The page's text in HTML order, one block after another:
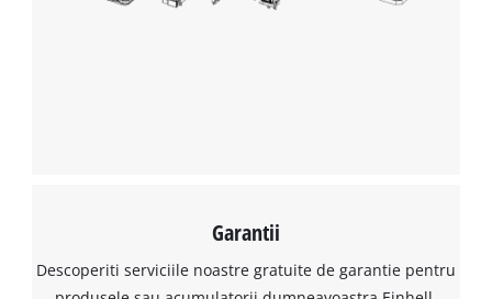
to trackers that are not disclosed to the
the site with their CMP to add this content
to the list of technologies used.
Garantii
Descoperiti serviciile noastre gratuite de garantie pentru